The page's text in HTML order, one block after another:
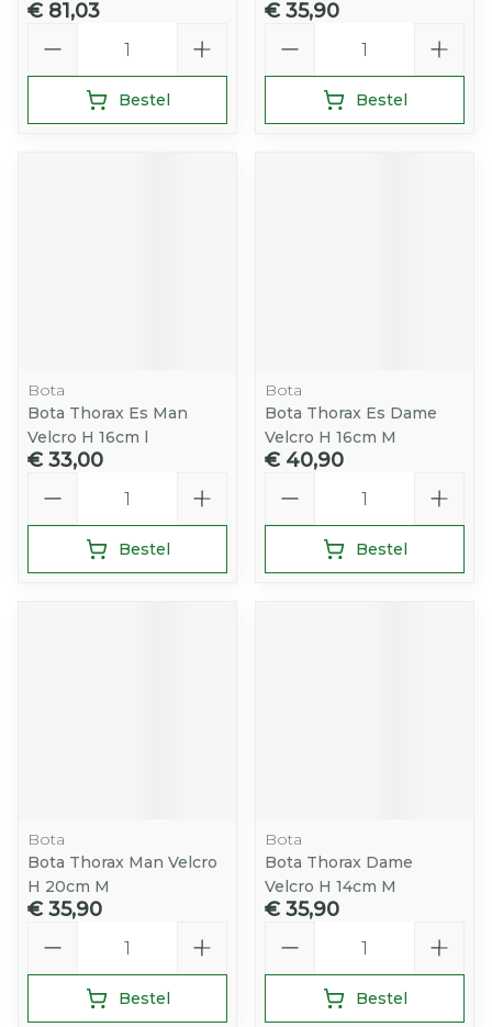
€ 81,03
Bestel
€ 35,90
Bestel
Bota
Bota Thorax Es Man
Velcro H 16cm l
€ 33,00
Bestel
Bota
Bota Thorax Es Dame
Velcro H 16cm M
€ 40,90
Bestel
Bota
Bota Thorax Man Velcro
H 20cm M
€ 35,90
Bestel
Bota
Bota Thorax Dame
Velcro H 14cm M
€ 35,90
Bestel